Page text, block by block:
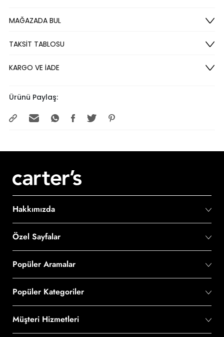
MAĞAZADA BUL
TAKSİT TABLOSU
KARGO VE İADE
Ürünü Paylaş:
Hakkımızda
Özel Sayfalar
Popüler Aramalar
Popüler Kategoriler
Müşteri Hizmetleri